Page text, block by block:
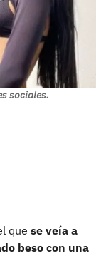
sociales.
que se veía a
beso con una